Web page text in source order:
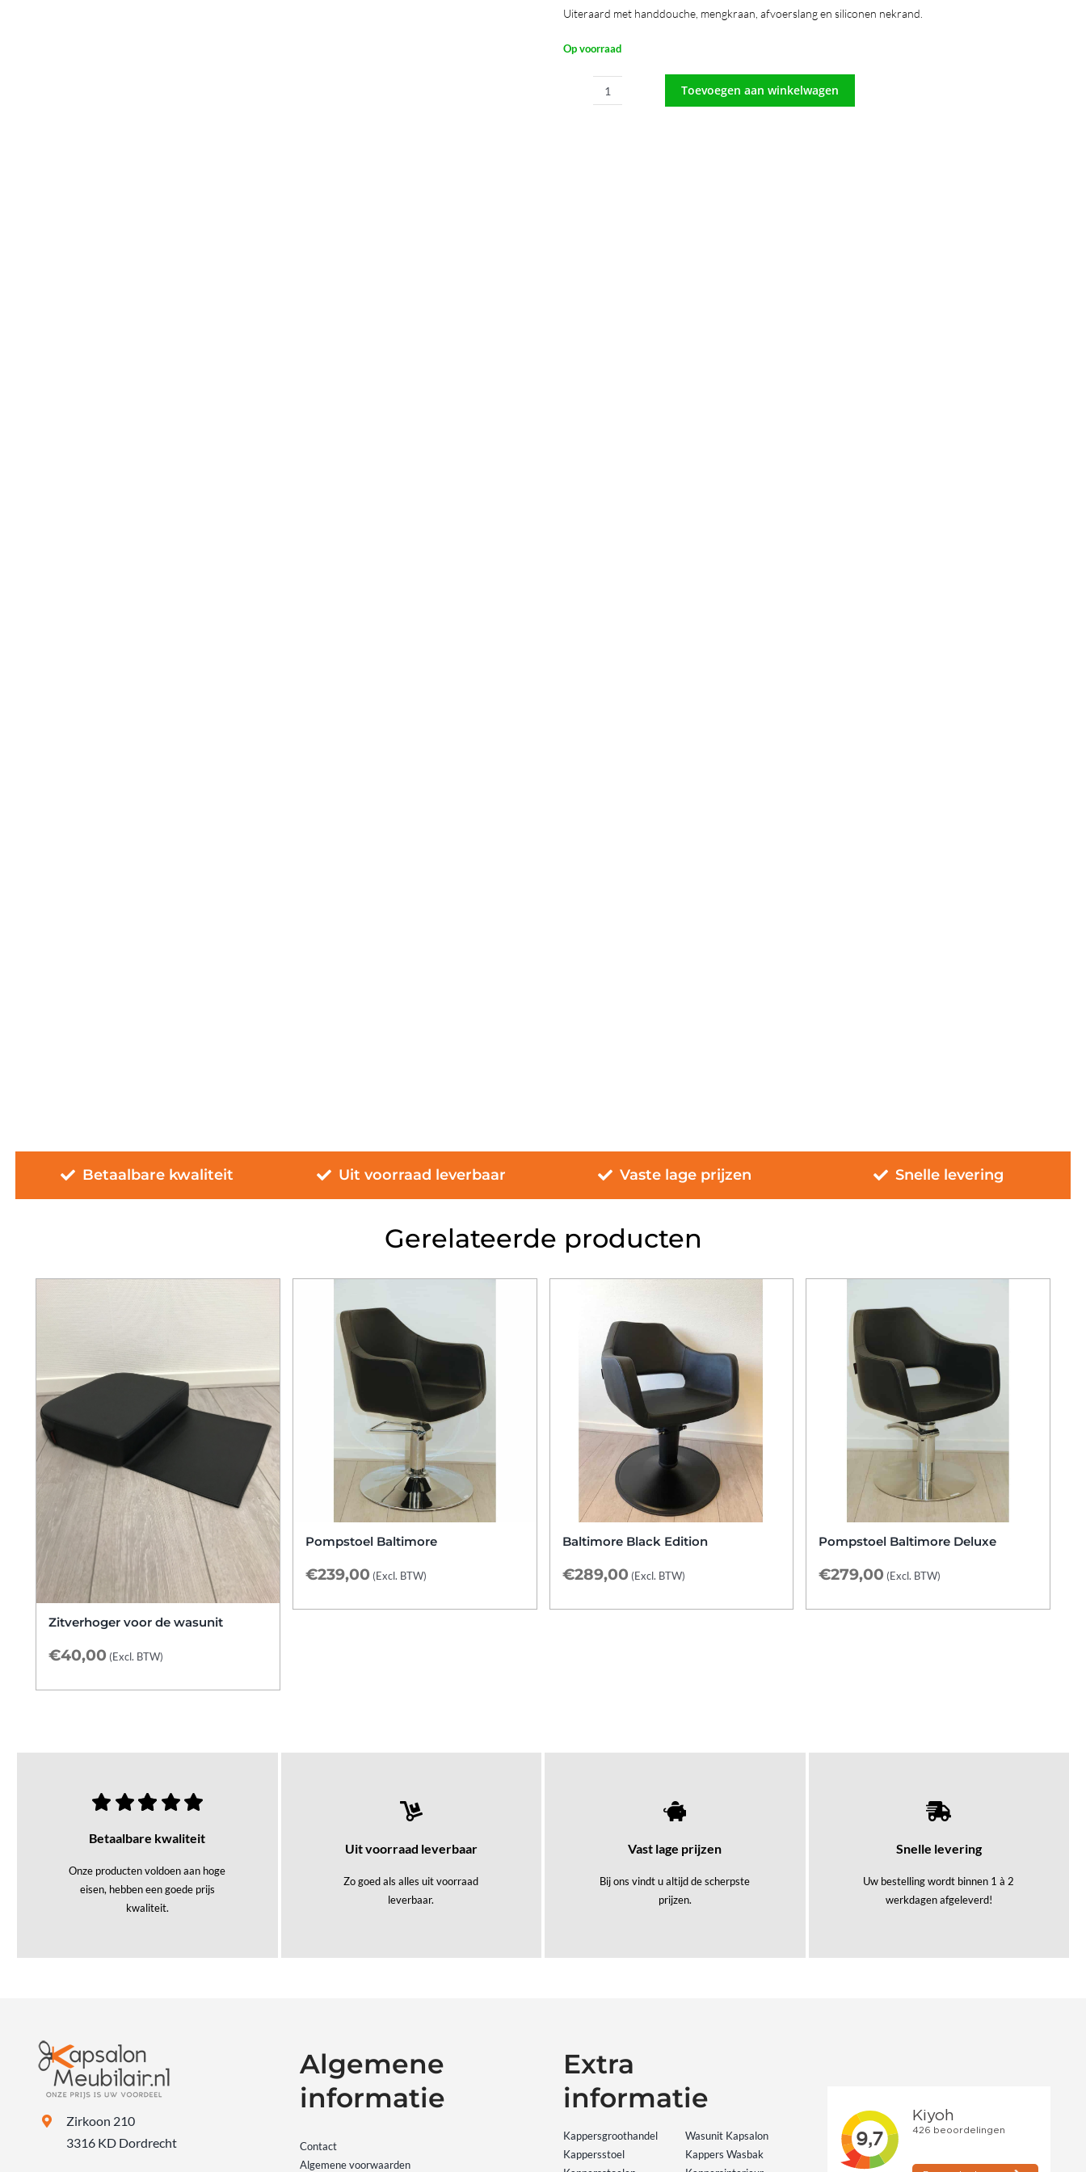
Uiteraard met handdouche, mengkraan, afvoerslang en siliconen nekrand.
Op voorraad
Wasunit
Toevoegen aan winkelwagen
Betaalbare kwaliteit Uit voorraad leverbaar Vaste lage prijzen Snelle levering
Gerelateerde producten
Zitverhoger voor de wasunit
€40,00 (Excl. BTW)
Pompstoel Baltimore
€239,00 (Excl. BTW)
Baltimore Black Edition
€289,00 (Excl. BTW)
Pompstoel Baltimore Deluxe
€279,00 (Excl. BTW)
Betaalbare kwaliteit
Onze producten voldoen aan hoge
eisen, hebben een goede prijs
kwaliteit.
Uit voorraad leverbaar
Zo goed als alles uit voorraad
leverbaar.
Vast lage prijzen
Bij ons vindt u altijd de scherpste
prijzen.
Snelle levering
Uw bestelling wordt binnen 1 à 2
werkdagen afgeleverd!
Zirkoon 210
3316 KD Dordrecht
Algemene
informatie
Contact
Algemene voorwaarden
Extra
informatie
Kappersgroothandel
Kappersstoel
Wasunit Kapsalon
Kappers Wasbak